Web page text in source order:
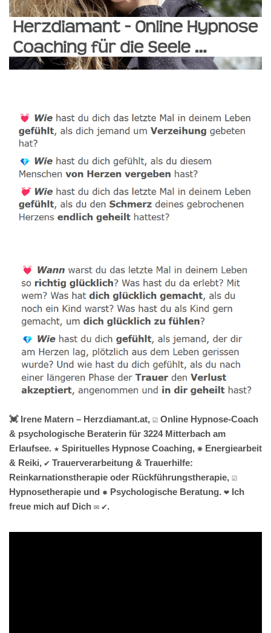
💓️ Irene Matern – Herzdiamant.at, ☑️ Online Hypnose-Coach
& psychologische Beraterin für 3224 Mitterbach am
Erlaufsee. ★ Spirituelles Hypnose Coaching, ✺ Energiearbeit
& Reiki, ✔️ Trauerverarbeitung & Trauerhilfe:
Reinkarnationstherapie oder Rückführungstherapie, ☑️
Hypnosetherapie und ✹ Psychologische Beratung. ❤ Ich
freue mich auf Dich ✉ ✔.